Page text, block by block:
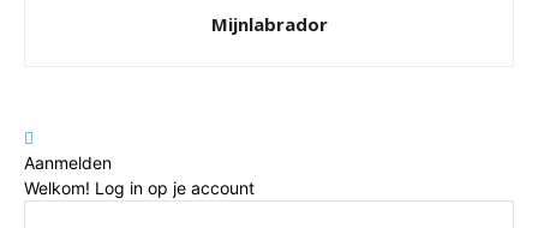
Mijnlabrador
Aanmelden
Welkom! Log in op je account